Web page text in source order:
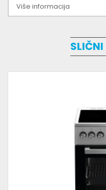
Više informacija
SLIČNI